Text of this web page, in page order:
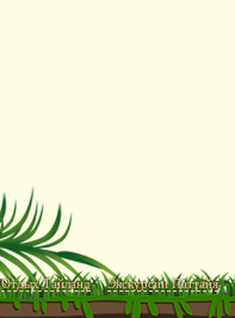
Отдых Тайланд Экскурсии Паттайя